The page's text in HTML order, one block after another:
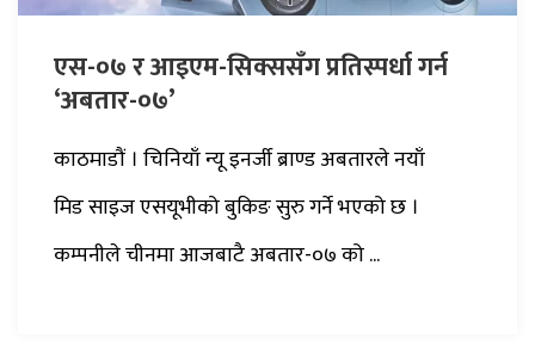
एस-०७ र आइएम-सिक्ससँग प्रतिस्पर्धा गर्न
‘अबतार-०७’
काठमाडौं । चिनियाँ न्यू इनर्जी ब्राण्ड अबतारले नयाँ
मिड साइज एसयूभीको बुकिङ सुरु गर्ने भएको छ ।
कम्पनीले चीनमा आजबाटै अबतार-०७ को ...